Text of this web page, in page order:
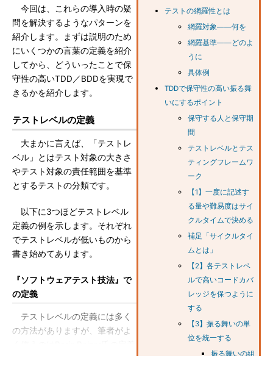
テストの網羅性とは
網羅対象――何を
網羅基準――どのよ
うに
具体例
TDDで保守性の高い振る舞
いにするポイント
保守する人と保守期
間
テストレベルとテス
ティングフレームワ
ーク
【1】一度に記述す
る量や難易度はサイ
クルタイムで決める
補足「サイクルタイ
ムとは」
【2】各テストレベ
ルで高いコードカバ
レッジを保つように
する
【3】振る舞いの単
位を統一する
振る舞いの組
今回は、これらの導入時の疑
問を解決するようなパターンを
紹介します。まずは説明のため
にいくつかの言葉の定義を紹介
してから、どういったことで保
守性の高いTDD／BDDを実現で
きるかを紹介します。
テストレベルの定義
大まかに言えば、「テストレ
ベル」とはテスト対象の大きさ
やテスト対象の責任範囲を基準
とするテストの分類です。
以下に3つほどテストレベル
定義の例を示します。それぞれ
でテストレベルが低いものから
書き始めてあります。
『ソフトウェアテスト技法』で
の定義
テストレベルの定義には多く
の方法がありますが、筆者がよ